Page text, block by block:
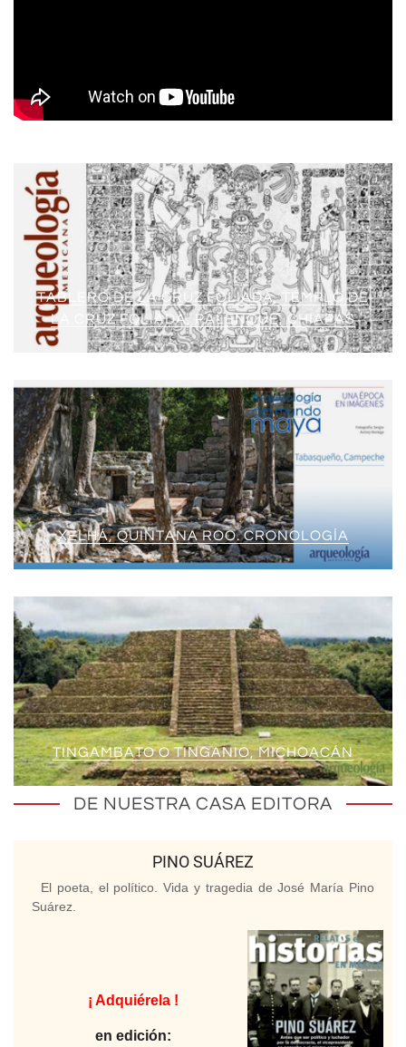
TABLERO DE LA CRUZ FOLIADA, TEMPLO DE
LA CRUZ FOLIADA, PALENQUE, CHIAPAS
XELHÁ, QUINTANA ROO. CRONOLOGÍA
TINGAMBATO O TINGANIO, MICHOACÁN
DE NUESTRA CASA EDITORA
PINO SUÁREZ
El poeta, el político. Vida y tragedia de José María Pino
Suárez.
¡ Adquiérela !
en edición: